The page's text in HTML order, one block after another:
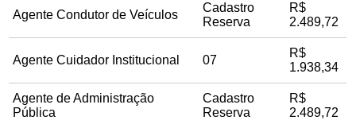
Agente Condutor de Veículos
Cadastro
Reserva
R$
2.489,72
Agente Cuidador Institucional 07
R$
1.938,34
Agente de Administração
Pública
Cadastro
Reserva
R$
2.489,72